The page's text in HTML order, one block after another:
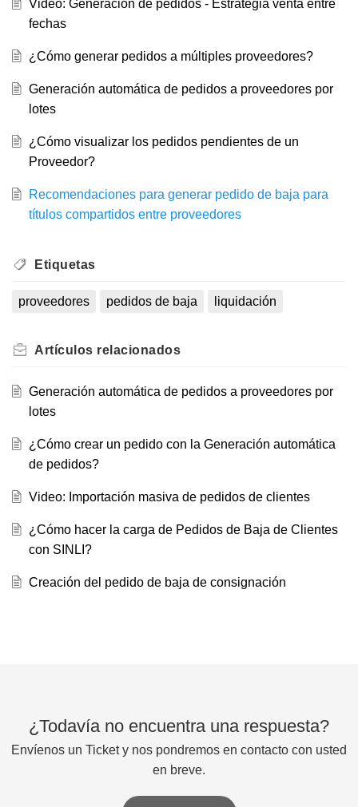
Video: Generación de pedidos - Estrategia venta entre
fechas
¿Cómo generar pedidos a múltiples proveedores?
Generación automática de pedidos a proveedores por
lotes
¿Cómo visualizar los pedidos pendientes de un
Proveedor?
Recomendaciones para generar pedido de baja para
títulos compartidos entre proveedores
Etiquetas
proveedores pedidos de baja liquidación
Artículos relacionados
Generación automática de pedidos a proveedores por
lotes
¿Cómo crear un pedido con la Generación automática
de pedidos?
Video: Importación masiva de pedidos de clientes
¿Cómo hacer la carga de Pedidos de Baja de Clientes
con SINLI?
Creación del pedido de baja de consignación
¿Todavía no encuentra una respuesta?
Envíenos un Ticket y nos pondremos en contacto con usted
en breve.